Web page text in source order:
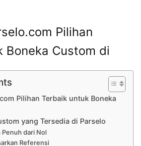
Pilihan
Boneka Custom di
Pilihan Terbaik untuk Boneka
yang Tersedia di Parselo
dari Nol
Referensi